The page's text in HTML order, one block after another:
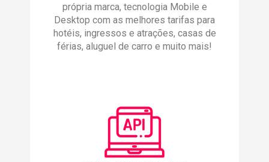
própria marca, tecnologia Mobile e
Desktop com as melhores tarifas para
hotéis, ingressos e atrações, casas de
férias, aluguel de carro e muito mais!